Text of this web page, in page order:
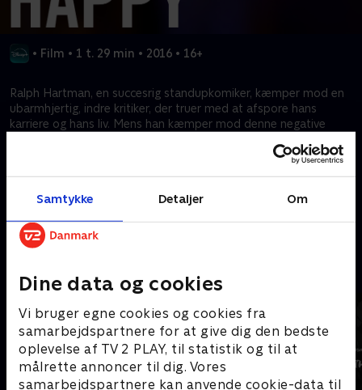
Samtykke Detaljer Om
Dine data og cookies
Vi bruger egne cookies og cookies fra
samarbejdspartnere for at give dig den bedste
oplevelse af TV 2 PLAY, til statistik og til at
målrette annoncer til dig. Vores
samarbejdspartnere kan anvende cookie-data til
• Film • 1 t. 29 min • 2016 • 16+
Ralph Hartman, en succesrig standupkomiker, kæmper mod en
ubarmhjertig, indre kritiker, der truer med at afspore hans
karriere og hans liv. Mens han kæmper mod denne negative
Laura, der ser ud til at forstå hans kamp og tilbyder ham
Kræver tilkøb
Mere indhold fra Disney+